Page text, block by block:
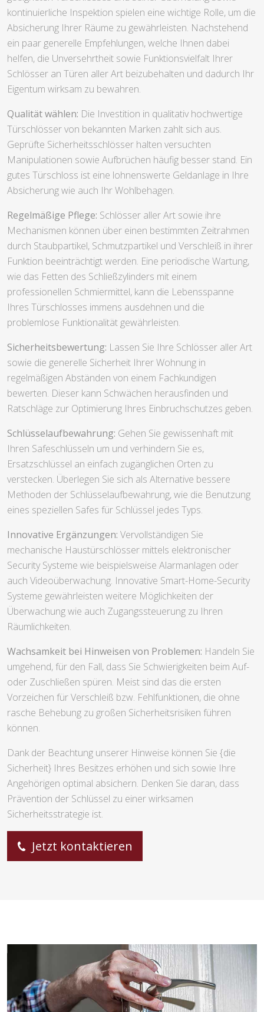
kontinuierliche Inspektion spielen eine wichtige Rolle, um die
Absicherung Ihrer Räume zu gewährleisten. Nachstehend
ein paar generelle Empfehlungen, welche Ihnen dabei
helfen, die Unversehrtheit sowie Funktionsvielfalt Ihrer
Schlösser an Türen aller Art beizubehalten und dadurch Ihr
Eigentum wirksam zu bewahren.
Qualität wählen: Die Investition in qualitativ hochwertige
Türschlösser von bekannten Marken zahlt sich aus.
Geprüfte Sicherheitsschlösser halten versuchten
Manipulationen sowie Aufbrüchen häufig besser stand. Ein
gutes Türschloss ist eine lohnenswerte Geldanlage in Ihre
Absicherung wie auch Ihr Wohlbehagen.
Regelmäßige Pflege: Schlösser aller Art sowie ihre
Mechanismen können über einen bestimmten Zeitrahmen
durch Staubpartikel, Schmutzpartikel und Verschleiß in ihrer
Funktion beeinträchtigt werden. Eine periodische Wartung,
wie das Fetten des Schließzylinders mit einem
professionellen Schmiermittel, kann die Lebensspanne
Ihres Türschlosses immens ausdehnen und die
problemlose Funktionalität gewährleisten.
Sicherheitsbewertung: Lassen Sie Ihre Schlösser aller Art
sowie die generelle Sicherheit Ihrer Wohnung in
regelmäßigen Abständen von einem Fachkundigen
bewerten. Dieser kann Schwächen herausfinden und
Ratschläge zur Optimierung Ihres Einbruchschutzes geben.
Schlüsselaufbewahrung: Gehen Sie gewissenhaft mit
Ihren Safeschlüsseln um und verhindern Sie es,
Ersatzschlüssel an einfach zugänglichen Orten zu
verstecken. Überlegen Sie sich als Alternative bessere
Methoden der Schlüsselaufbewahrung, wie die Benutzung
eines speziellen Safes für Schlüssel jedes Typs.
Innovative Ergänzungen: Vervollständigen Sie
mechanische Haustürschlösser mittels elektronischer
Security Systeme wie beispielsweise Alarmanlagen oder
auch Videoüberwachung. Innovative Smart-Home-Security
Systeme gewährleisten weitere Möglichkeiten der
Überwachung wie auch Zugangssteuerung zu Ihren
Räumlichkeiten.
Wachsamkeit bei Hinweisen von Problemen: Handeln Sie
umgehend, für den Fall, dass Sie Schwierigkeiten beim Auf-
oder Zuschließen spüren. Meist sind das die ersten
Vorzeichen für Verschleiß bzw. Fehlfunktionen, die ohne
rasche Behebung zu großen Sicherheitsrisiken führen
können.
Dank der Beachtung unserer Hinweise können Sie {die
Sicherheit} Ihres Besitzes erhöhen und sich sowie Ihre
Angehörigen optimal absichern. Denken Sie daran, dass
Prävention der Schlüssel zu einer wirksamen
Sicherheitsstrategie ist.
Jetzt kontaktieren